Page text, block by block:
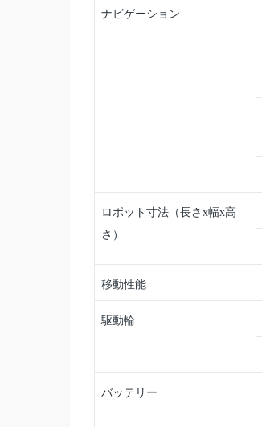
ナビゲーション
ロボット寸法（長さx幅x高
さ）
移動性能
駆動輪
バッテリー